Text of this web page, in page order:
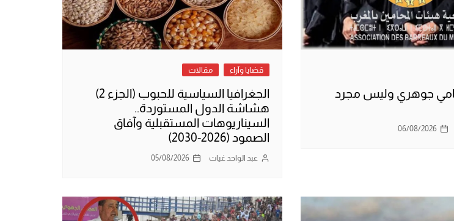
جوهري وليس مجرد
06/08/2026
قضايا وآراء مقالات
الجغرافيا السياسية للحبوب (الجزء 2)
هشاشة الدول المستوردة..
السيناريوهات المستقبلية وآفاق
الصمود (2026-2030)
عبد الواحد غيات 05/08/2026